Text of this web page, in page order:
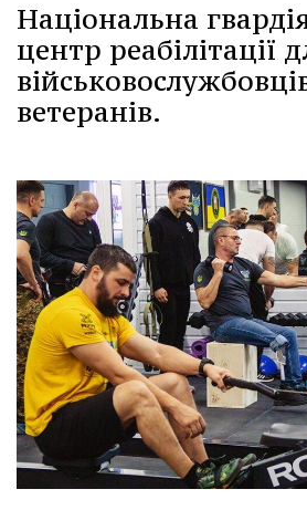
Національна
центр реабілітації
ветеранів.